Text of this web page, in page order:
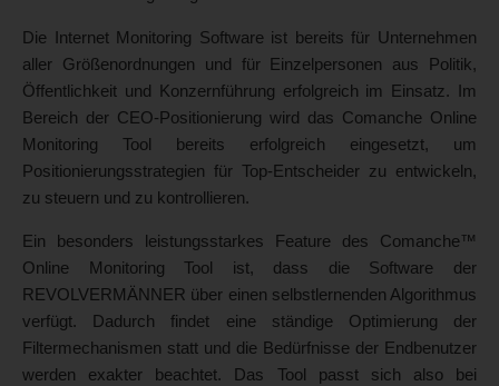
Die Internet Monitoring Software ist bereits für Unternehmen
aller Größenordnungen und für Einzelpersonen aus Politik,
Öffentlichkeit und Konzernführung erfolgreich im Einsatz. Im
Bereich der CEO-Positionierung wird das Comanche Online
Monitoring Tool bereits erfolgreich eingesetzt, um
Positionierungsstrategien für Top-Entscheider zu entwickeln,
zu steuern und zu kontrollieren.
Ein besonders leistungsstarkes Feature des Comanche™
Online Monitoring Tool ist, dass die Software der
REVOLVERMÄNNER über einen selbstlernenden Algorithmus
verfügt. Dadurch findet eine ständige Optimierung der
Filtermechanismen statt und die Bedürfnisse der Endbenutzer
werden exakter beachtet. Das Tool passt sich also bei